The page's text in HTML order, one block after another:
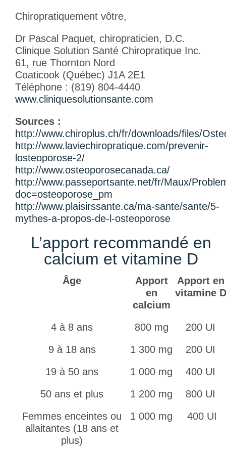
Chiropratiquement vôtre,
Dr Pascal Paquet, chiropraticien, D.C.
Clinique Solution Santé Chiropratique Inc.
61, rue Thornton Nord
Coaticook (Québec) J1A 2E1
Téléphone : (819) 804-4440
www.cliniquesolutionsante.com
Sources :
http://www.chiroplus.ch/fr/downloads/files/
http://www.laviechiropratique.com/prevenir-
losteoporose-2/
http://www.osteoporosecanada.ca/
http://www.passeportsante.net/fr/Maux/
doc=osteoporose_pm
http://www.plaisirssante.ca/ma-sante/sante/5-
mythes-a-propos-de-l-osteoporose
L’apport recommandé en
calcium et vitamine D
Âge
Apport
en
calcium
Apport en
vitamine D
4 à 8 ans 800 mg
200 UI
9 à 18 ans
1 300 mg
200 UI
19 à 50 ans
1 000 mg
400 UI
50 ans et plus
1 200 mg
800 UI
Femmes enceintes ou
allaitantes (18 ans et
plus)
1 000 mg 400 UI